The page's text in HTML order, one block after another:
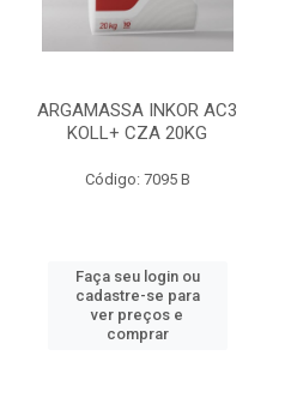
ARGAMASSA INKOR AC3
KOLL+ CZA 20KG
Código: 7095 B
Faça seu login ou
cadastre-se para
ver preços e
comprar